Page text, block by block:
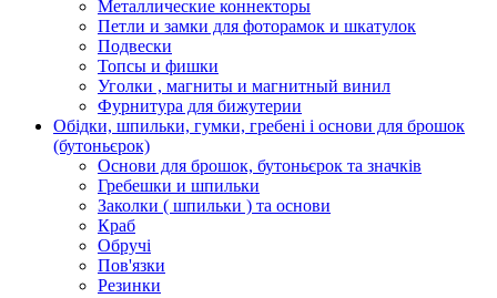
Металлические коннекторы
Петли и замки для фоторамок и шкатулок
Подвески
Топсы и фишки
Уголки , магниты и магнитный винил
Фурнитура для бижутерии
Обідки, шпильки, гумки, гребені і основи для брошок
(бутоньєрок)
Основи для брошок, бутоньєрок та значків
Гребешки и шпильки
Заколки ( шпильки ) та основи
Краб
Обручі
Пов'язки
Резинки